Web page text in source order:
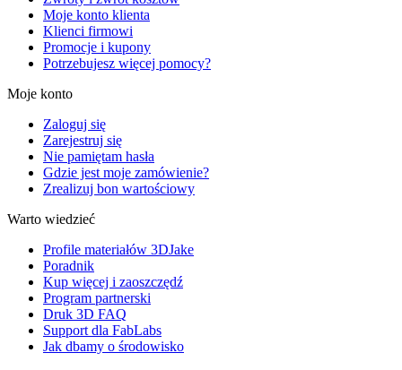
Moje konto klienta
Klienci firmowi
Promocje i kupony
Potrzebujesz więcej pomocy?
Moje konto
Zaloguj się
Zarejestruj się
Nie pamiętam hasła
Gdzie jest moje zamówienie?
Zrealizuj bon wartościowy
Warto wiedzieć
Profile materiałów 3DJake
Poradnik
Kup więcej i zaoszczędź
Program partnerski
Druk 3D FAQ
Support dla FabLabs
Jak dbamy o środowisko